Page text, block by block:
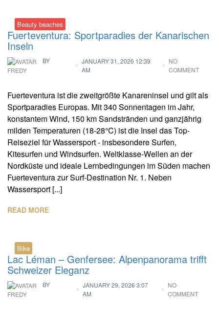
Beauty beaches
Fuerteventura: Sportparadies der Kanarischen
Inseln
BY
FREDY
JANUARY 31, 2026 12:39
AM
NO
COMMENT
Fuerteventura ist die zweitgrößte Kanareninsel und gilt als
Sportparadies Europas. Mit 340 Sonnentagen im Jahr,
konstantem Wind, 150 km Sandstränden und ganzjährig
milden Temperaturen (18-28°C) ist die Insel das Top-
Reiseziel für Wassersport - insbesondere Surfen,
Kitesurfen und Windsurfen. Weltklasse-Wellen an der
Nordküste und ideale Lernbedingungen im Süden machen
Fuerteventura zur Surf-Destination Nr. 1. Neben
Wassersport [...]
READ MORE
Bike
Lac Léman – Genfersee: Alpenpanorama trifft
Schweizer Eleganz
BY
FREDY
JANUARY 29, 2026 3:07
AM
NO
COMMENT